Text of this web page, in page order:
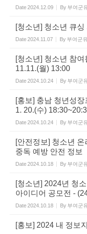
Date2024.12.09 By 부여군
[청소년] 청소년 큐싱
Date2024.11.07 By 부여군
[청소년] 청소년 참
11.11.(월) 13:00
Date2024.10.24 By 부여군
[홍보] 충남 청년성
1. 20.(수)
Date2024.10.24 By 부여군
[안전정보] 청소년
중독 예방 안전 정보
Date2024.10.18 By 부여군
[청소년] 2024년 청
아이디어 공모전 -
Date2024.10.18 By 부여군
[홍보] 2024 내 정보